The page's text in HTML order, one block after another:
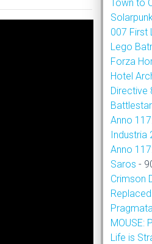
Town to
007 First
Lego
Forza
Hotel
Directive
Anno
Industria
Anno
Saros -
Crimson
Replaced
MOUSE:
Life is